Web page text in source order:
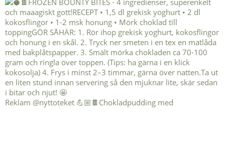
Reklam @nyttoteket 💪🏼🍫Chokladpudding med